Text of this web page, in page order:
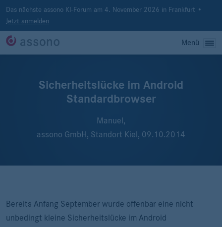
Das nächste assono KI-Forum am 4. November 2026 in Frankfurt •
Jetzt anmelden
Menü
Sicherheitslücke im Android
Standardbrowser
Manuel,
assono GmbH, Standort Kiel, 09.10.2014
Bereits Anfang September wurde offenbar eine nicht
unbedingt kleine Sicherheitslücke im Android